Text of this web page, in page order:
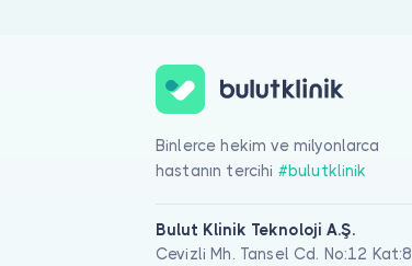
Binlerce hekim ve milyonlarca
hastanın tercihi #bulutklinik
Bulut Klinik Teknoloji A.Ş.
Cevizli Mh. Tansel Cd. No:12 Kat:8